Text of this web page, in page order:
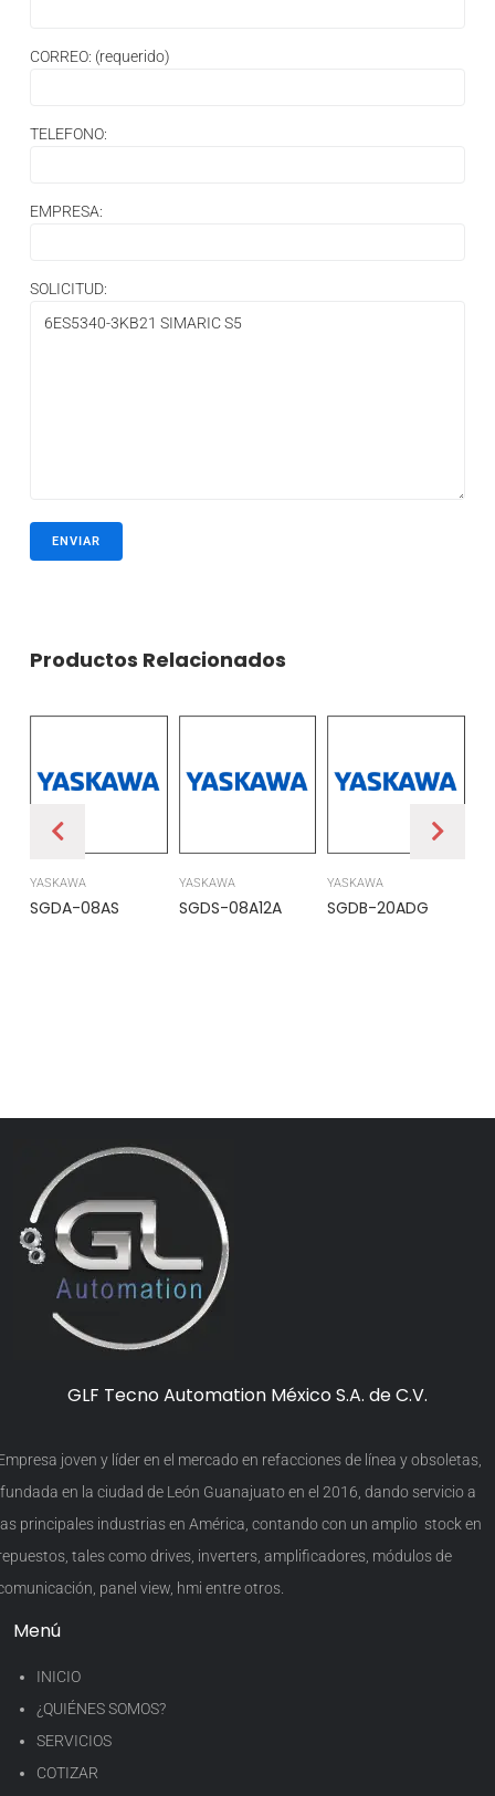
CORREO: (requerido)
TELEFONO:
EMPRESA:
SOLICITUD:
Productos Relacionados
YASKAWA
SGDA-08AS
YASKAWA
SGDS-08A12A
YASKAWA
SGDB-20ADG
GLF Tecno Automation México S.A. de C.V.
joven y líder en el mercado en refacciones de línea y obsoletas,
en la ciudad de León Guanajuato en el 2016, dando servicio a
principales industrias en América, contando con un amplio stock en
tales como drives, inverters, amplificadores, módulos de
panel view, hmi entre otros.
Menú
INICIO
¿QUIÉNES SOMOS?
SERVICIOS
COTIZAR